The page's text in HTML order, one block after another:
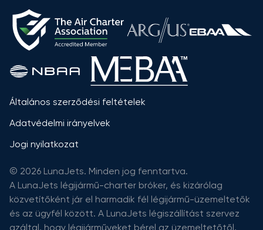
Általános szerződési feltételek
Adatvédelmi irányelvek
Jogi nyilatkozat
© 2026 LunaJets. Minden jog fenntartva.
A LunaJets légijármű-charter bróker, és kizárólag
közvetítőként jár el harmadik fél légijármű-üzemeltetők
és az ügyfél között. A LunaJets légiszállítást szervez
azáltal, hogy légijárműveket bérel az üzemeltetőtől,